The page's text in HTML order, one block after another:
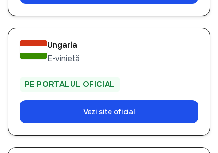
Ungaria
E-vinietă
PE PORTALUL OFICIAL
Vezi site oficial